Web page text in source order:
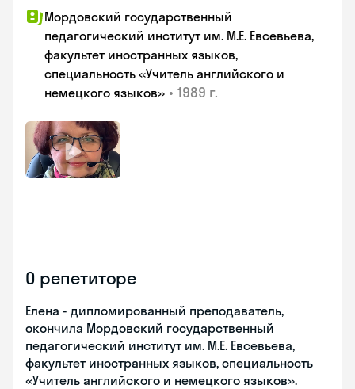
Мордовский государственный
педагогический институт им. М.Е. Евсевьева,
факультет иностранных языков,
специальность «Учитель английского и
немецкого языков» • 1989 г.
О репетиторе
Елена - дипломированный преподаватель,
окончила Мордовский государственный
педагогический институт им. М.Е. Евсевьева,
факультет иностранных языков, специальность
«Учитель английского и немецкого языков».